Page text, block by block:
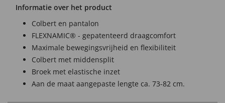
Informatie over het product
Colbert en pantalon
FLEXNAMIC® - gepatenteerd draagcomfort
Maximale bewegingsvrijheid en flexibiliteit
Colbert met middensplit
Broek met elastische inzet
Aan de maat aangepaste lengte ca. 73-82 cm.